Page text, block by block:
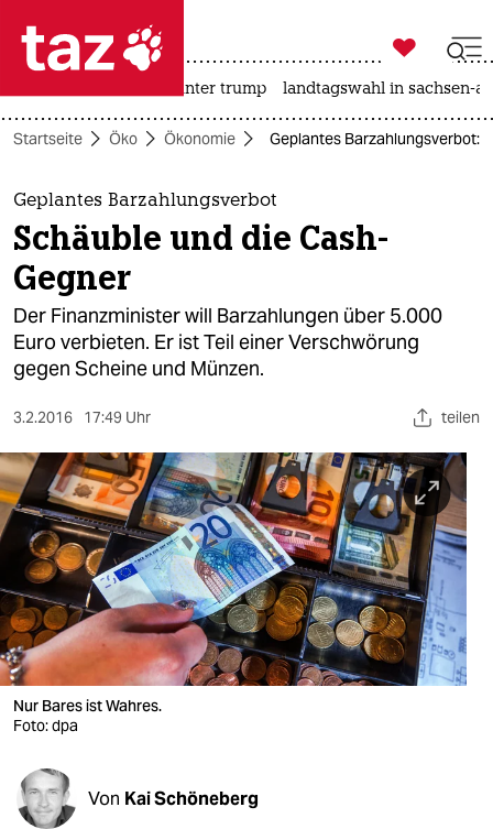
 taz zahl ich
taz zahl ich
themen
politik
öko
gesellschaft
sport
berlin
nord
wahrheit
verlag
verlag
veranstaltungen
shop
fragen & hilfe

taz zahl ich
usa unter trump landtagswahl in sachsen-
Startseite Öko Ökonomie Geplantes Barzahlungsverbot:
Geplantes Barzahlungsverbot
Schäuble und die Cash-
Gegner
Der Finanzminister will Barzahlungen über 5.000
Euro verbieten. Er ist Teil einer Verschwörung
gegen Scheine und Münzen.
3.2.2016 17:49 Uhr teilen
Nur Bares ist Wahres.
Foto: dpa
Von Kai Schöneberg